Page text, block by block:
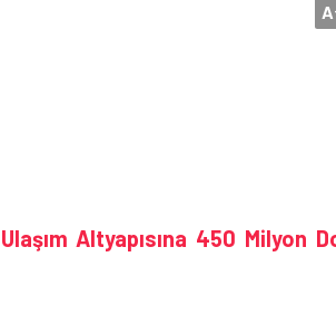
A
Altyapısına 450 Milyon